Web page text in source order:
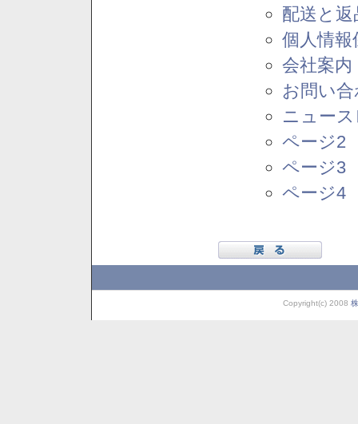
配送と
個人情報
会社案内
お問い
ニュー
ページ2
ページ3
ページ4
Copyright(c) 2008